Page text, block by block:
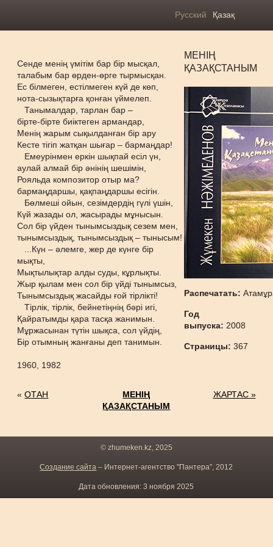
Русский Қазақ
Сенде менің үмітім бар бір мысқал,
талабым бар өрден-өрге тырмысқан.
Ес білмеген, естілмеген күй де көп,
нота-сызықтарға қонған үймелеп.
Танымалдар, тарлан бар –
бірте-бірте биіктеген армандар,
Менің жарым сықылданған бір ару
Кесте тігіп жатқан шығар – бармаңдар!
Емеурінмен еркін шықпай есіл үн,
аулай алмай бір әнінің шешімін,
Рояльда композитор отыр ма?
бармаңдаршы, қақпаңдаршы есігін.
Бөлмеші ойын, сезімдердің гүлі үшін,
Күй жазады ол, жасырады мұнысын.
Сол бір үйден тынымсыздық сезем мен,
тынымсыздық, тынымсыздық – тынысым!
...Күн – әлемге, жер де күнге бір
мықты,
Мықтылықтар алды суды, кұрлықты.
Жыр қылам мен сол бір үйді тынымсыз,
Тынымсыздық жасайды ғой тірлікті!
Тірлік, тірлік, бейнетіңнің бәрі игі,
Қайратымды қара тасқа жанимын.
Мұржасынан түтін шықса, сол үйдің,
Бір отымның жанғаны деп танимын.
1960, 1982
МЕНІҢ
ҚАЗАҚСТАНЫМ
Распечатать:
Год
выпуска: 2008
Страницы:367
«ОТАН
МЕНІҢ
ҚАЗАҚСТАНЫМ
ЖАРТАС »
© zhumeken.kz, 2025
Создание сайта – Интернет-агентство "Пантера", 2012
Дата обновления: 3 ноября 2025